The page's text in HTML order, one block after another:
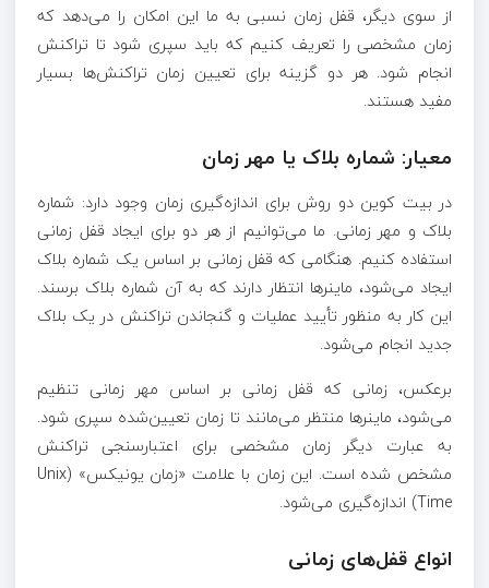
از سوی دیگر، قفل زمان نسبی به ما این امکان را می‌دهد که
زمان مشخصی را تعریف کنیم که باید سپری شود تا تراکنش
انجام شود. هر دو گزینه برای تعیین زمان تراکنش‌ها بسیار
مفید هستند.
معیار: شماره بلاک یا مهر زمان
در بیت کوین دو روش برای اندازه‌گیری زمان وجود دارد: شماره
بلاک و مهر زمانی. ما می‌توانیم از هر دو برای ایجاد قفل زمانی
استفاده کنیم. هنگامی که قفل زمانی بر اساس یک شماره بلاک
ایجاد می‌شود، ماینرها انتظار دارند که به آن شماره بلاک برسند.
این کار به منظور تأیید عملیات و گنجاندن تراکنش در یک بلاک
جدید انجام می‌شود.
برعکس، زمانی که قفل زمانی بر اساس مهر زمانی تنظیم
می‌شود، ماینرها منتظر می‌مانند تا زمان تعیین‌شده سپری شود.
به عبارت دیگر زمان مشخصی برای اعتبارسنجی تراکنش
مشخص شده است. این زمان با علامت «زمان یونیکس» (Unix
Time) اندازه‌گیری می‌شود.
انواع قفل‌های زمانی